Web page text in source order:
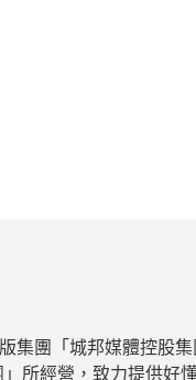
集團「城邦媒體控股集
所經營，致力提供好